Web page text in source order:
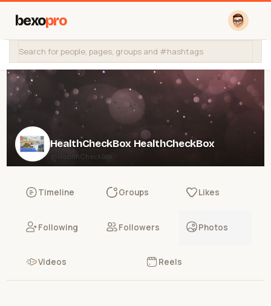
bexopro
HealthCheckBox HealthCheckBox
@HealthCheckBox
Timeline Groups Likes
Following Followers Photos
Videos Reels